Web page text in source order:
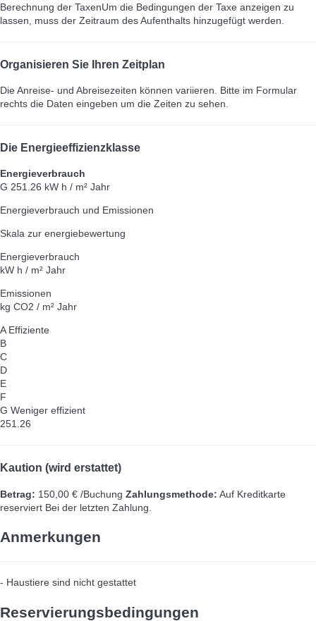
Berechnung der TaxenUm die Bedingungen der Taxe anzeigen zu
lassen, muss der Zeitraum des Aufenthalts hinzugefügt werden.
Organisieren Sie Ihren Zeitplan
Die Anreise- und Abreisezeiten können variieren. Bitte im Formular
rechts die Daten eingeben um die Zeiten zu sehen.
Die Energieeffizienzklasse
Energieverbrauch
G 251.26 kW h / m² Jahr
Energieverbrauch und Emissionen
Skala zur energiebewertung
Energieverbrauch
kW h / m² Jahr
Emissionen
kg CO2 / m² Jahr
AEffiziente
B
C
D
E
F
G Weniger effizient
251.26
Kaution (wird erstattet)
Betrag: 150,00 € /Buchung Zahlungsmethode: Auf Kreditkarte
reserviert Bei der letzten Zahlung.
Anmerkungen
- Haustiere sind nicht gestattet
Reservierungsbedingungen